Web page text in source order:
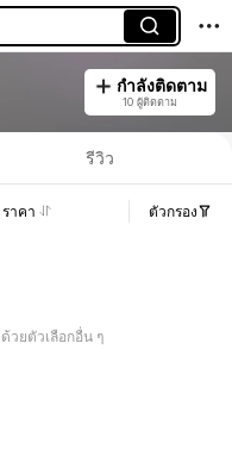
กำลังติดตาม
10 ผู้ติดตาม
รีวิว
ราคา ตัวกรอง
วยตัวเลือกอื่น ๆ